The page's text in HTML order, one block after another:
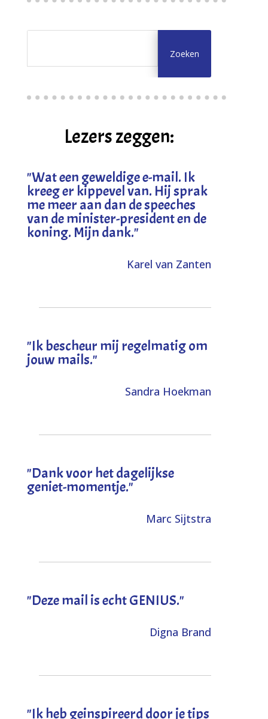
Lezers zeggen:
"Wat een geweldige e-mail. Ik
kreeg er kippevel van. Hij sprak
me meer aan dan de speeches
van de minister-president en de
koning. Mijn dank."
Karel van Zanten
"Ik bescheur mij regelmatig om
jouw mails."
Sandra Hoekman
"Dank voor het dagelijkse
geniet-momentje."
Marc Sijtstra
"Deze mail is echt GENIUS."
Digna Brand
"Ik heb geinspireerd door je tips